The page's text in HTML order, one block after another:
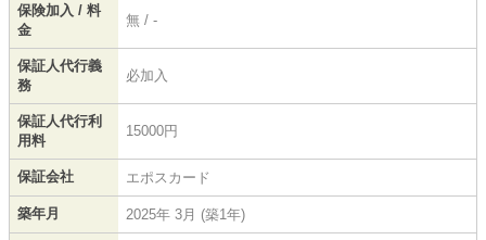
保険加入 / 料
金
無 / -
保証人代行義
務
必加入
保証人代行利
用料
15000円
保証会社 エポスカード
築年月 2025年 3月 (築1年)